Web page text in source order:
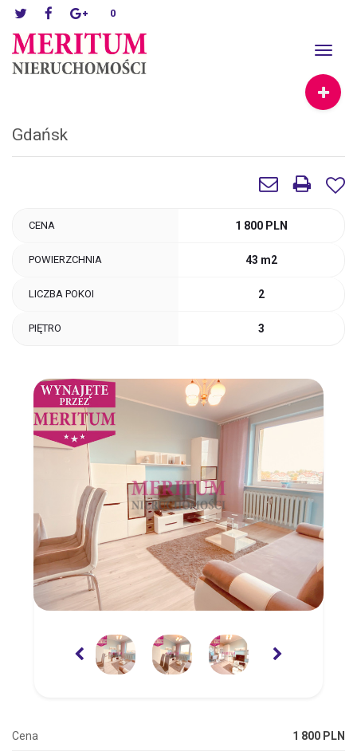
0
Toggle
Gdańsk
CENA 1 800 PLN
POWIERZCHNIA 43 m2
LICZBA POKOI 2
PIĘTRO 3
Cena 1 800 PLN